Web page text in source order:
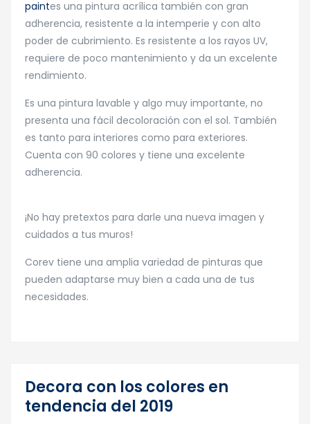
paintes una pintura acrílica también con gran
adherencia, resistente a la intemperie y con alto
poder de cubrimiento. Es resistente a los rayos UV,
requiere de poco mantenimiento y da un excelente
rendimiento.
Es una pintura lavable y algo muy importante, no
presenta una fácil decoloración con el sol. También
es tanto para interiores como para exteriores.
Cuenta con 90 colores y tiene una excelente
adherencia.
¡No hay pretextos para darle una nueva imagen y
cuidados a tus muros!
Corev tiene una amplia variedad de pinturas que
pueden adaptarse muy bien a cada una de tus
necesidades.
Decora con los colores en
tendencia del 2019